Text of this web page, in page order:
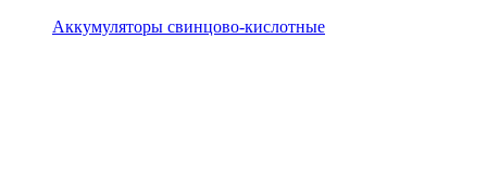
Аккумуляторы свинцово-кислотные